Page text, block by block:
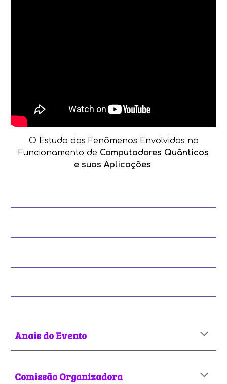
O Estudo dos Fenômenos Envolvidos no
Funcionamento de Computadores Quânticos
e suas Aplicações
Anais do Evento
Comissão Organizadora